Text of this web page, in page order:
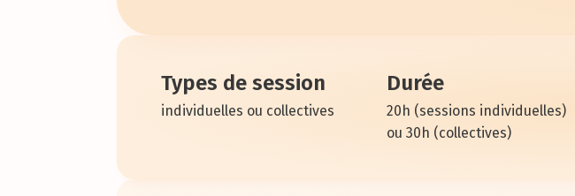
Types de session
individuelles ou collectives
Durée
20h (sessions individuelles)
ou 30h (collectives)